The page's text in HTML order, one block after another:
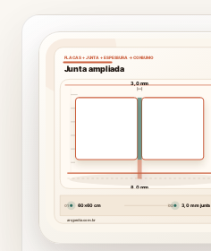
PLACAS + JUNTA + ESPESSURA → CONSUMO
Junta ampliada
3,0 mm
8,0 mm
01 60×60 cm 02 3,0 mm junta
arqpedia.com.br
seção ampliada junta visível
Seu cálculo, desenhado: